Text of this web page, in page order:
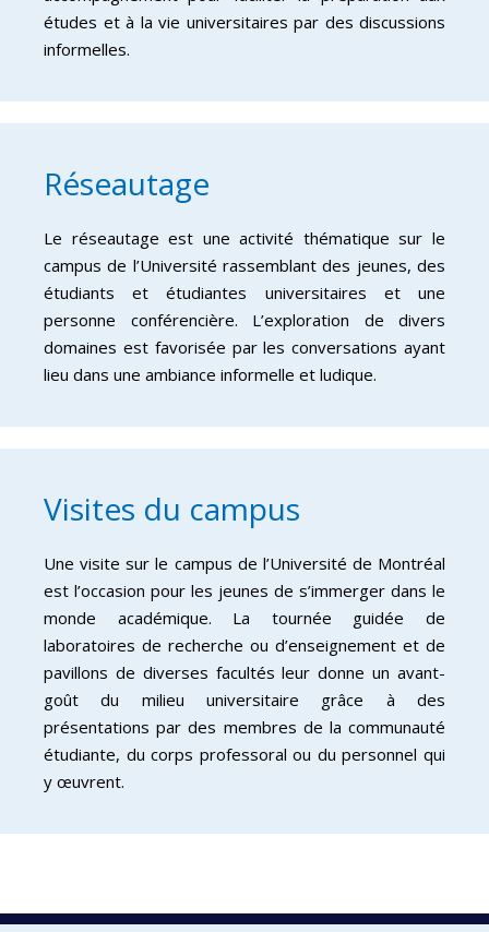
études et à la vie universitaires par des discussions
informelles.
Réseautage
Le réseautage est une activité thématique sur le
campus de l’Université rassemblant des jeunes, des
étudiants et étudiantes universitaires et une
personne conférencière. L’exploration de divers
domaines est favorisée par les conversations ayant
lieu dans une ambiance informelle et ludique.
Visites du campus
Une visite sur le campus de l’Université de Montréal
est l’occasion pour les jeunes de s’immerger dans le
monde académique. La tournée guidée de
laboratoires de recherche ou d’enseignement et de
pavillons de diverses facultés leur donne un avant-
goût du milieu universitaire grâce à des
présentations par des membres de la communauté
étudiante, du corps professoral ou du personnel qui
y œuvrent.